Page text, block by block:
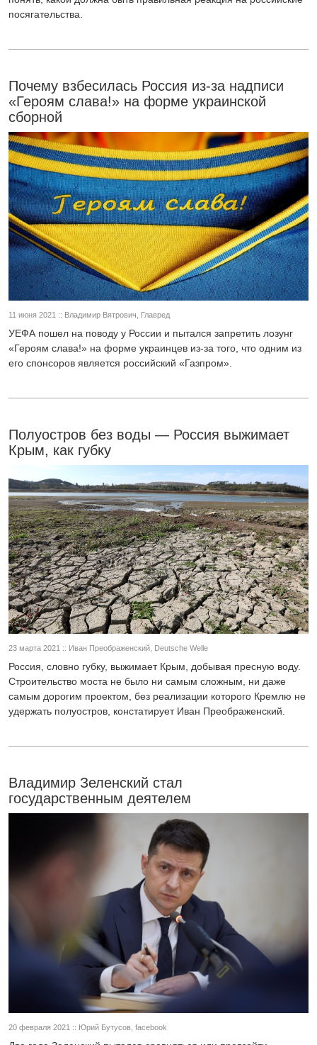
посягательства.
Почему взбесилась Россия из-за надписи
«Героям слава!» на форме украинской
сборной
11 июня 2021 :: Владимир Вятрович, Главред
УЕФА пошел на поводу у России и пытался запретить лозунг
«Героям слава!» на форме украинцев из-за того, что одним из
его спонсоров является российский «Газпром».
Полуостров без воды — Россия выжимает
Крым, как губку
23 марта 2021 :: Иван Преображенский, Deutsche Welle
Россия, словно губку, выжимает Крым, добывая пресную воду.
Строительство моста не было ни самым сложным, ни даже
самым дорогим проектом, без реализации которого Кремлю не
удержать полуостров, констатирует Иван Преображенский.
Владимир Зеленский стал
государственным деятелем
20 февраля 2021 :: Юрий Бутусов, facebook